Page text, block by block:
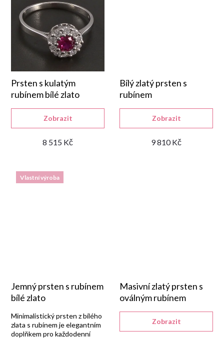
Prsten s kulatým
rubínem bílé zlato
8 515 Kč
Zobrazit
Bílý zlatý prsten s
rubínem
9 810 Kč
Zobrazit
Vlastní výroba
Jemný prsten s rubínem
bílé zlato
Minimalistický prsten z bílého
zlata s rubínem je elegantním
doplňkem pro každodenní
Masivní zlatý prsten s
oválným rubínem
Zobrazit